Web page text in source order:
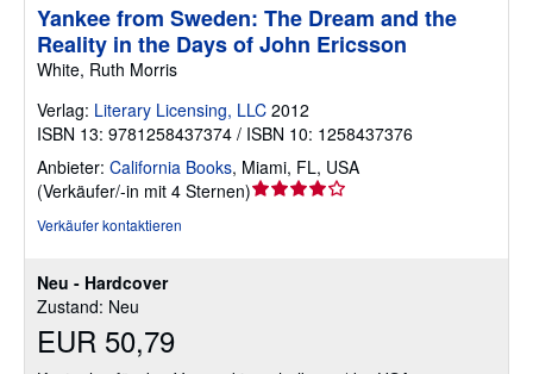
Neu - Hardcover
Zustand: Neu
EUR 50,79
Yankee from Sweden: The Dream and the
Reality in the Days of John Ericsson
White, Ruth Morris
Verlag: Literary Licensing, LLC 2012
ISBN 13: 9781258437374 / ISBN 10: 1258437376
Anbieter: California Books, Miami, FL, USA
(Verkäufer/-in mit 4 Sternen)Verkäuferbewertung
Verkäufer kontaktieren